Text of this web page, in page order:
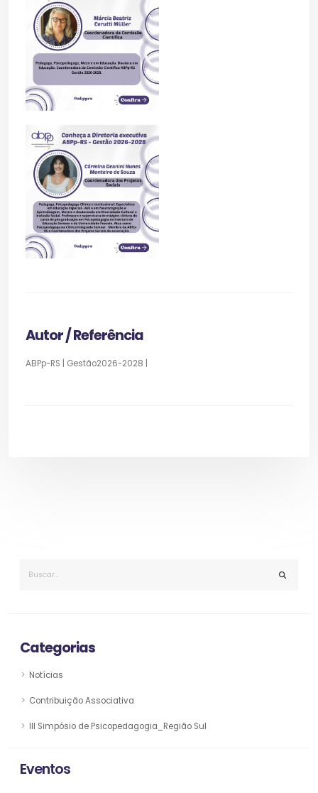
Autor / Referência
ABPp-RS | Gestão2026-2028 |
Categorias
Notícias
Contribuição Associativa
III Simpósio de Psicopedagogia_Região Sul
Eventos